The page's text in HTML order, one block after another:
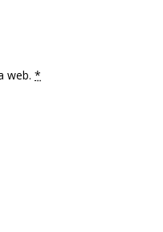
web.*